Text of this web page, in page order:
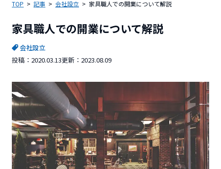
TOP 記事 会社設立 家具職人での開業について解説
家具職人での開業について解説
会社設立
投稿： 2020.03.13更新： 2023.08.09